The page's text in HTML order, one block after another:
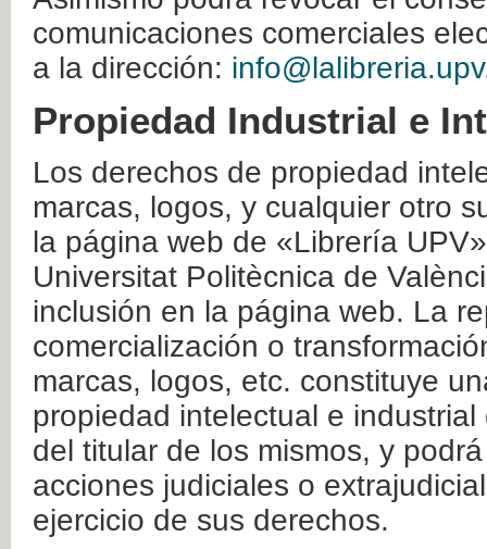
comunicaciones comerciales
a la dirección:
Propiedad Industrial e
Los derechos de propiedad
marcas, logos, y cualquier otro
la página web de «Librería
Universitat Politècnica de
inclusión en la página web. La
comercialización o
marcas, logos, etc. constituye
propiedad intelectual e
del titular de los mismos, y
acciones judiciales o
ejercicio de sus derechos.